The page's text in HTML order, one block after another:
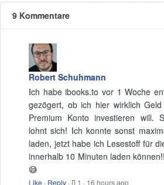
9 Kommentare
Robert Schuhmann
Ich habe ibooks.to vor 1 Woche
gezögert, ob ich hier wirklich
Premium Konto investieren will.
lohnt sich! Ich konnte sonst
laden, jetzt habe ich Lesestoff für
innerhalb 10 Minuten laden
😅
Like · Reply · 1 · 16 hours ago